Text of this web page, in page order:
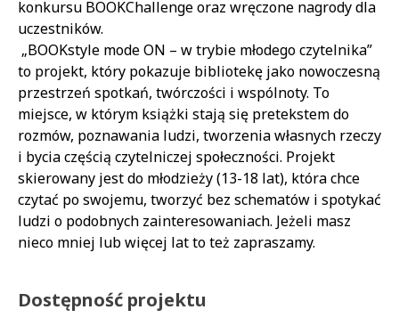
konkursu BOOKChallenge oraz wręczone nagrody dla
uczestników.
„BOOKstyle mode ON – w trybie młodego czytelnika”
to projekt, który pokazuje bibliotekę jako nowoczesną
przestrzeń spotkań, twórczości i wspólnoty. To
miejsce, w którym książki stają się pretekstem do
rozmów, poznawania ludzi, tworzenia własnych rzeczy
i bycia częścią czytelniczej społeczności. Projekt
skierowany jest do młodzieży (13-18 lat), która chce
czytać po swojemu, tworzyć bez schematów i spotykać
ludzi o podobnych zainteresowaniach. Jeżeli masz
nieco mniej lub więcej lat to też zapraszamy.
Dostępność projektu